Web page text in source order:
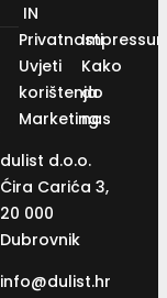
IN
Privatnosti
Uvjeti
korištenja
Marketing
Kako
do
nas
dulist d.o.o.
Ćira Carića 3,
20 000
Dubrovnik
info@dulist.hr